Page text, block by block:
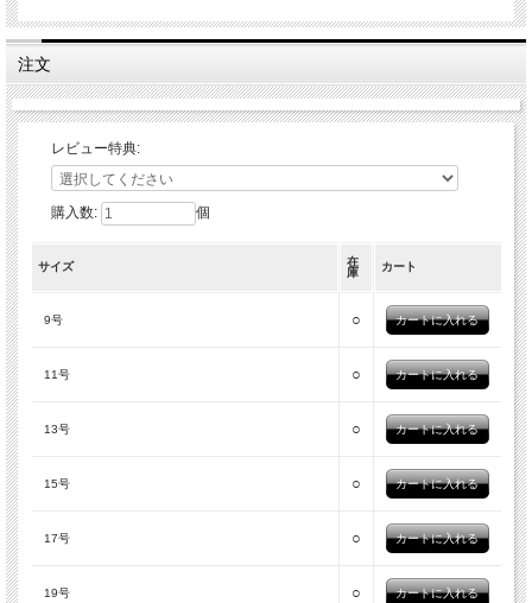
注文
レビュー特典:
購入数: 個
サイズ
在
庫
カート
9号 ○
11号 ○
13号 ○
15号 ○
17号 ○
19号 ○